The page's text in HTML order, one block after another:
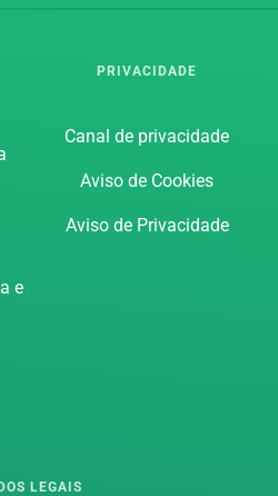
e
PRIVACIDADE
Canal de privacidade
Aviso de Cookies
Aviso de Privacidade
LEGAIS